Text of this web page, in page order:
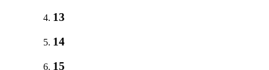
13
14
15